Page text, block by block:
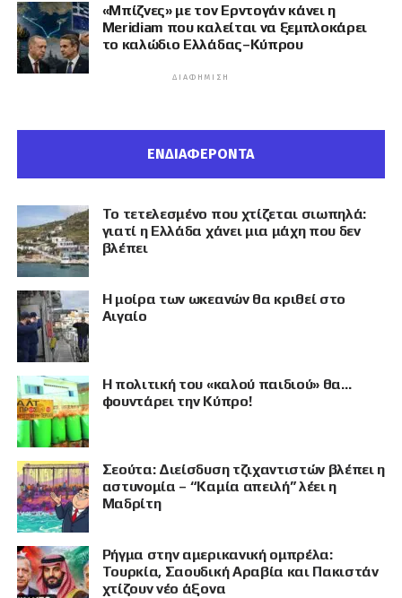
«Μπίζνες» με τον Ερντογάν κάνει η
Meridiam που καλείται να ξεμπλοκάρει
το καλώδιο Ελλάδας–Κύπρου
ΔΙΑΦΉΜΙΣΗ
ΕΝΔΙΑΦΕΡΟΝΤΑ
Το τετελεσμένο που χτίζεται σιωπηλά:
γιατί η Ελλάδα χάνει μια μάχη που δεν
βλέπει
Η μοίρα των ωκεανών θα κριθεί στο
Αιγαίο
Η πολιτική του «καλού παιδιού» θα…
φουντάρει την Κύπρο!
Σεούτα: Διείσδυση τζιχαντιστών βλέπει η
αστυνομία – “Καμία απειλή” λέει η
Μαδρίτη
Ρήγμα στην αμερικανική ομπρέλα:
Τουρκία, Σαουδική Αραβία και Πακιστάν
χτίζουν νέο άξονα